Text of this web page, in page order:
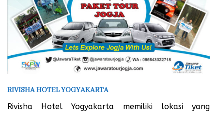
RIVISHA HOTEL YOGYAKARTA
Rivisha Hotel Yogyakarta memiliki lokasi yang